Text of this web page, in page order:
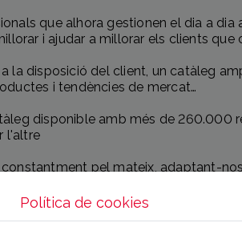
que alhora gestionen el dia a
i ajudar a millorar els clients que
la disposició del client, un catàleg
i tendències de mercat…
disponible amb més de 260.000
l'altre
pel mateix, adaptant-
mantenir-se al dia i actualitzat.
projecte podeu posar-vos en
Política de cookies